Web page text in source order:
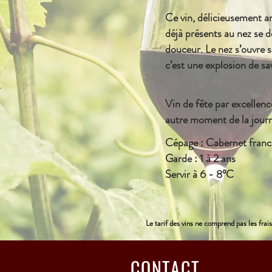
Ce vin, délicieusement
déjà présents au nez se
douceur. Le nez
c’est une explosion de
Vin de fête par
autre moment de la
Cépage : Cabernet
Garde : 1 à 2 ans
Servir à 6 - 8°C
Le tarif des vins ne comprend pas les